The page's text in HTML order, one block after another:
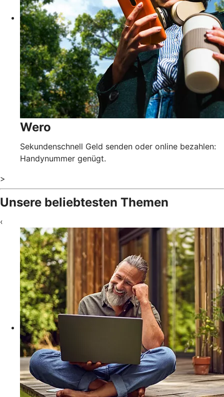
Wero
Sekundenschnell Geld senden oder online bezahlen:
Handynummer genügt.
>
Unsere beliebtesten Themen
‹